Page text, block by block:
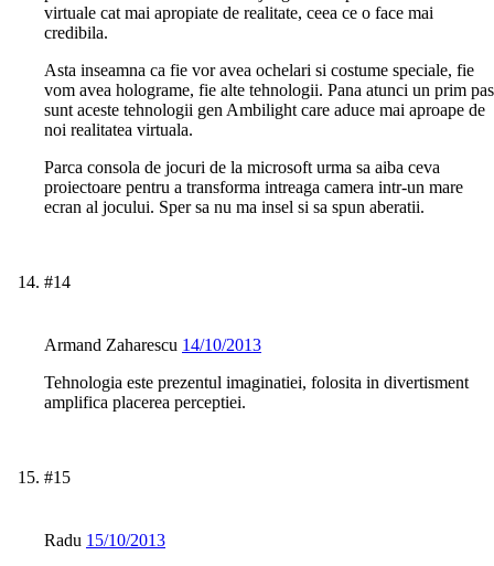
virtuale cat mai apropiate de realitate, ceea ce o face mai
credibila.
Asta inseamna ca fie vor avea ochelari si costume speciale, fie
vom avea holograme, fie alte tehnologii. Pana atunci un prim pas
sunt aceste tehnologii gen Ambilight care aduce mai aproape de
noi realitatea virtuala.
Parca consola de jocuri de la microsoft urma sa aiba ceva
proiectoare pentru a transforma intreaga camera intr-un mare
ecran al jocului. Sper sa nu ma insel si sa spun aberatii.
#14
Armand Zaharescu 14/10/2013
Tehnologia este prezentul imaginatiei, folosita in divertisment
amplifica placerea perceptiei.
#15
Radu 15/10/2013